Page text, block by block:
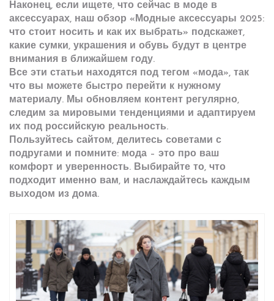
Наконец, если ищете, что сейчас в моде в
аксессуарах, наш обзор «Модные аксессуары 2025:
что стоит носить и как их выбрать» подскажет,
какие сумки, украшения и обувь будут в центре
внимания в ближайшем году.
Все эти статьи находятся под тегом «мода», так
что вы можете быстро перейти к нужному
материалу. Мы обновляем контент регулярно,
следим за мировыми тенденциями и адаптируем
их под российскую реальность.
Пользуйтесь сайтом, делитесь советами с
подругами и помните: мода – это про ваш
комфорт и уверенность. Выбирайте то, что
подходит именно вам, и наслаждайтесь каждым
выходом из дома.